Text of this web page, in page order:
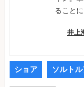
ること
井上
ショア ソルト